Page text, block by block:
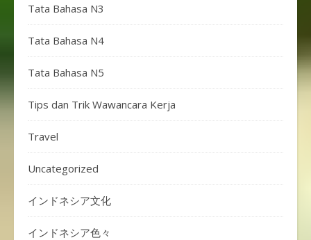
Tata Bahasa N3
Tata Bahasa N4
Tata Bahasa N5
Tips dan Trik Wawancara Kerja
Travel
Uncategorized
インドネシア文化
インドネシア色々